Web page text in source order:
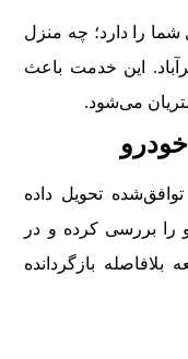
را دارد؛ چه منزل
این خدمت باعث
می‌شود.
تحویل داده
را بررسی کرده و در
بازگردانده